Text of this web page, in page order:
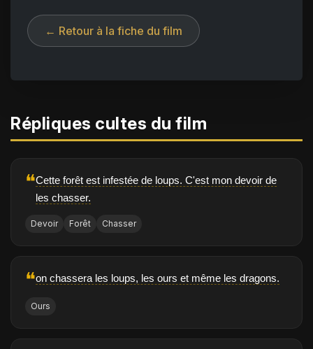
← Retour à la fiche du film
Répliques cultes du film
❝Cette forêt est infestée de loups. C'est mon devoir de
les chasser.
Devoir Forêt Chasser
❝on chassera les loups, les ours et même les dragons.
Ours